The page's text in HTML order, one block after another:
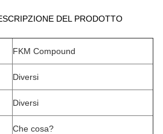
DEL PRODOTTO
FKM Compound
Diversi
Diversi
Che cosa?